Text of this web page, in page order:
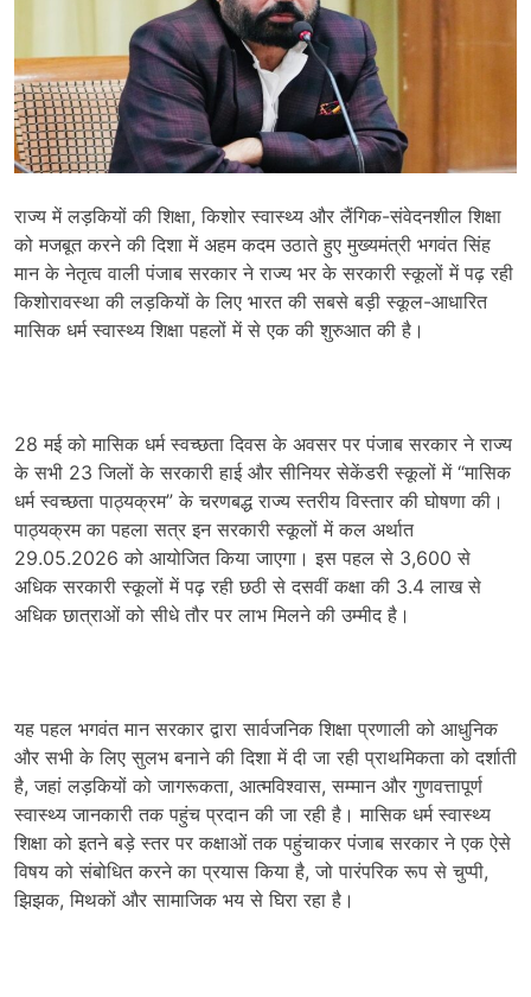
राज्य में लड़कियों की शिक्षा, किशोर स्वास्थ्य और लैंगिक-संवेदनशील शिक्षा
को मजबूत करने की दिशा में अहम कदम उठाते हुए मुख्यमंत्री भगवंत सिंह
मान के नेतृत्व वाली पंजाब सरकार ने राज्य भर के सरकारी स्कूलों में पढ़ रही
किशोरावस्था की लड़कियों के लिए भारत की सबसे बड़ी स्कूल-आधारित
मासिक धर्म स्वास्थ्य शिक्षा पहलों में से एक की शुरुआत की है।
28 मई को मासिक धर्म स्वच्छता दिवस के अवसर पर पंजाब सरकार ने राज्य
के सभी 23 जिलों के सरकारी हाई और सीनियर सेकेंडरी स्कूलों में “मासिक
धर्म स्वच्छता पाठ्यक्रम” के चरणबद्ध राज्य स्तरीय विस्तार की घोषणा की।
पाठ्यक्रम का पहला सत्र इन सरकारी स्कूलों में कल अर्थात
29.05.2026 को आयोजित किया जाएगा। इस पहल से 3,600 से
अधिक सरकारी स्कूलों में पढ़ रही छठी से दसवीं कक्षा की 3.4 लाख से
अधिक छात्राओं को सीधे तौर पर लाभ मिलने की उम्मीद है।
यह पहल भगवंत मान सरकार द्वारा सार्वजनिक शिक्षा प्रणाली को आधुनिक
और सभी के लिए सुलभ बनाने की दिशा में दी जा रही प्राथमिकता को दर्शाती
है, जहां लड़कियों को जागरूकता, आत्मविश्वास, सम्मान और गुणवत्तापूर्ण
स्वास्थ्य जानकारी तक पहुंच प्रदान की जा रही है। मासिक धर्म स्वास्थ्य
शिक्षा को इतने बड़े स्तर पर कक्षाओं तक पहुंचाकर पंजाब सरकार ने एक ऐसे
विषय को संबोधित करने का प्रयास किया है, जो पारंपरिक रूप से चुप्पी,
झिझक, मिथकों और सामाजिक भय से घिरा रहा है।